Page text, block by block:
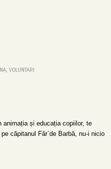
, VOLUNTARI
animația și educația copiilor, te
căpitanul Făr`de Barbă, nu-i nicio